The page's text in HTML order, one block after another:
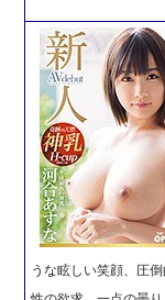
うな眩しい笑顔、圧